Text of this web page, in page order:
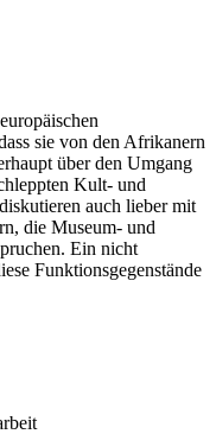
sie von den Afrikanern
über den Umgang
Kult- und
auch lieber mit
die Museum- und
Ein nicht
Funktionsgegenstände